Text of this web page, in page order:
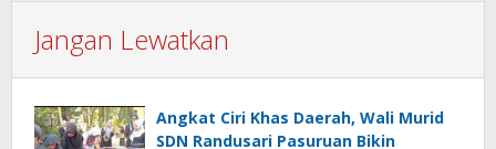
Jangan Lewatkan
Angkat Ciri Khas Daerah, Wali Murid
SDN Randusari Pasuruan Bikin